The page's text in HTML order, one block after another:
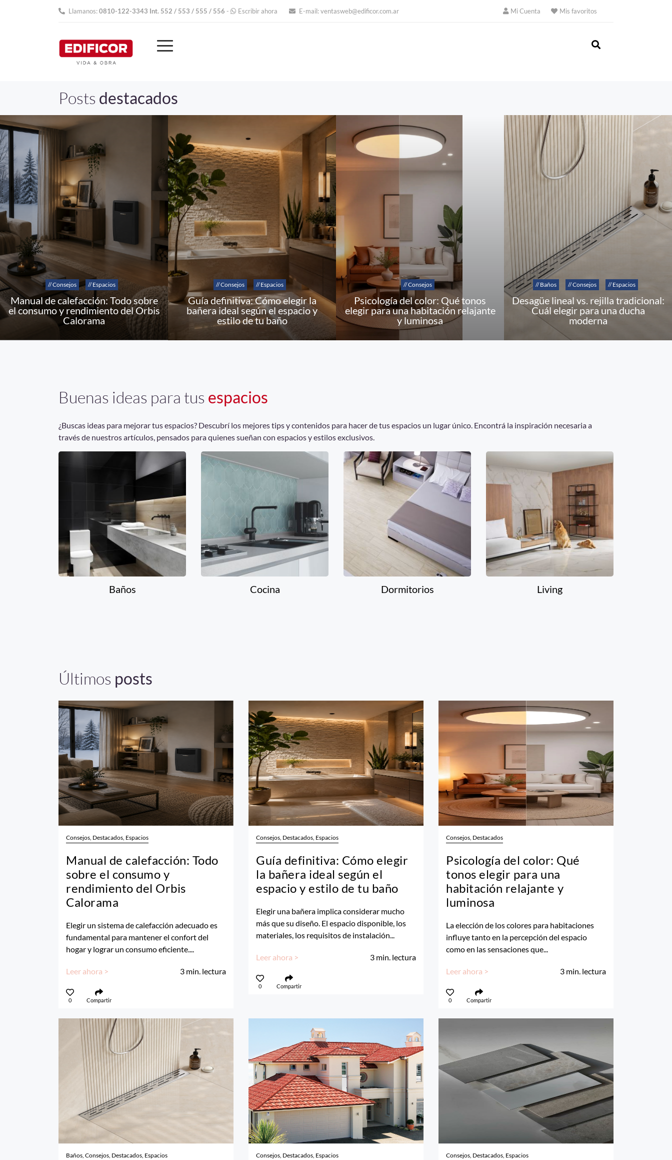
Llamanos:0810-122-3343 Int. 552 / 553 / 555 / 556 - Escribir ahora E-mail:ventasweb@edificor.com.ar Mi Cuenta Mis favoritos
Posts destacados
// Consejos // Espacios
Manual de calefacción: Todo sobre
el consumo y rendimiento del Orbis
Calorama
// Consejos // Espacios
Guía definitiva: Cómo elegir la
bañera ideal según el espacio y
estilo de tu baño
// Consejos
Psicología del color: Qué tonos
elegir para una habitación relajante
y luminosa
// Baños // Consejos // Espacios
Desagüe lineal vs. rejilla tradicional:
Cuál elegir para una ducha
moderna
Buenas ideas para tus espacios
¿Buscas ideas para mejorar tus espacios? Descubrí los mejores tips y contenidos para hacer de tus espacios un lugar único. Encontrá la inspiración necesaria a
través de nuestros artículos, pensados para quienes sueñan con espacios y estilos exclusivos.
Baños Cocina Dormitorios Living
Últimos posts
Consejos, Destacados, Espacios
Manual de calefacción: Todo
sobre el consumo y
rendimiento del Orbis
Calorama
Elegir un sistema de calefacción adecuado es
fundamental para mantener el confort del
hogar y lograr un consumo eficiente....
Leer ahora > 3 min. lectura
0 Compartir
Consejos, Destacados, Espacios
Guía definitiva: Cómo elegir
la bañera ideal según el
espacio y estilo de tu baño
Elegir una bañera implica considerar mucho
más que su diseño. El espacio disponible, los
materiales, los requisitos de instalación...
Leer ahora > 3 min. lectura
0 Compartir
Consejos, Destacados
Psicología del color: Qué
tonos elegir para una
habitación relajante y
luminosa
La elección de los colores para habitaciones
influye tanto en la percepción del espacio
como en las sensaciones que...
Leer ahora > 3 min. lectura
0 Compartir
Baños, Consejos, Destacados, Espacios Consejos, Destacados, Espacios Consejos, Destacados, Espacios